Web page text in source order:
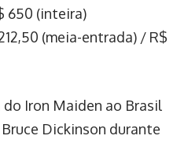
650 (inteira)
(meia-entrada) / R$
Iron Maiden ao Brasil
Dickinson durante